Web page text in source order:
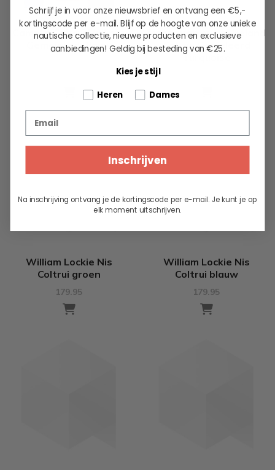
Camplin Coltrui Mulliner
Gemeleerd Blauw
Fisherman out of Ireland
Coltrui Gemeleerd
Turquoise
William Lockie Nis
Coltrui groen
179.95
William Lockie Nis
Coltrui blauw
179.95
Schrijf je in voor onze nieuwsbrief en ontvang een €5,-
kortingscode per e-mail. Blijf op de hoogte van onze unieke
nautische collectie, nieuwe producten en exclusieve
aanbiedingen! Geldig bij besteding van €25.
Kies je stijl
Tell us about your pets
Heren Dames
Inschrijven
Na inschrijving ontvang je de kortingscode per e-mail. Je kunt je op
elk moment uitschrijven.